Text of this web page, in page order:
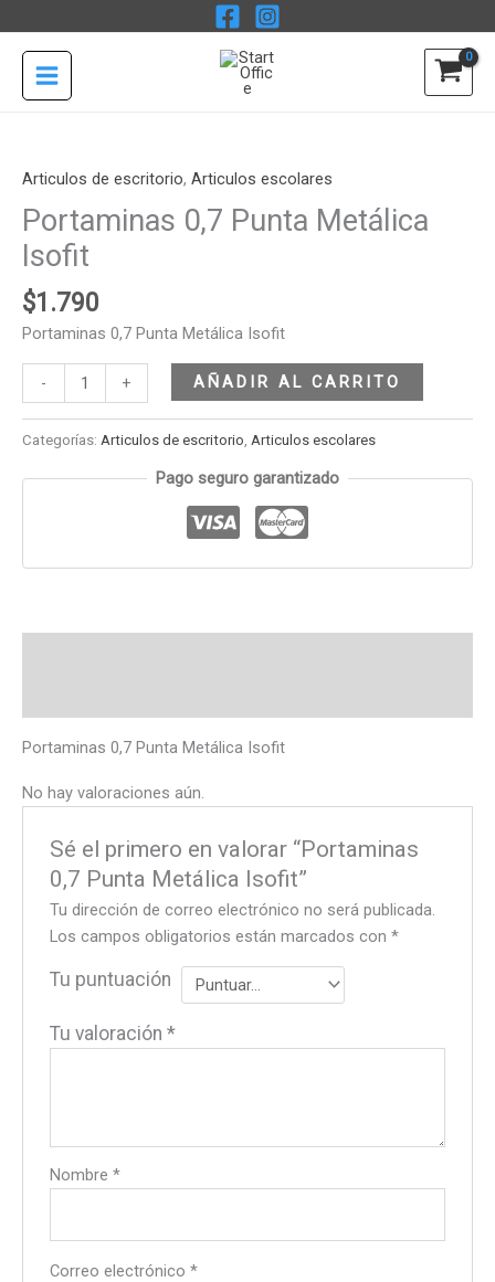
al
contenido
Articulos de escritorio, Articulos escolares
Portaminas 0,7 Punta Metálica
Isofit
$1.790
Portaminas 0,7 Punta Metálica Isofit
-
Punta
Metálica
Isofit
cantidad
+ AÑADIR AL CARRITO
Categorías: Articulos de escritorio Articulos escolares
Pago seguro garantizado
Portaminas 0,7 Punta Metálica Isofit
No hay valoraciones aún.
Sé el primero en valorar “Portaminas
0,7 Punta Metálica Isofit”
Tu dirección de correo electrónico no será publicada.
Los campos obligatorios están marcados con*
Tu puntuación
Tu valoración*
Nombre*
Correo electrónico*
Isofit
cantidad